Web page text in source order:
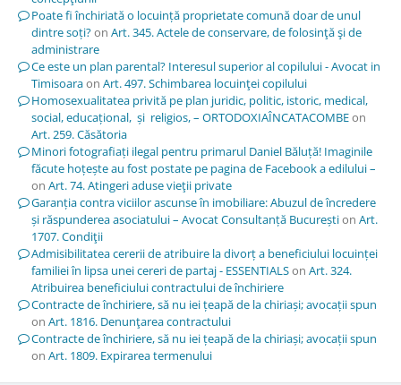
Poate fi închiriată o locuință proprietate comună doar de unul
dintre soți?on Art. 345. Actele de conservare, de folosinţă şi de
administrare
Ce este un plan parental? Interesul superior al copilului - Avocat in
Timisoaraon Art. 497. Schimbarea locuinţei copilului
Homosexualitatea privită pe plan juridic, politic, istoric, medical,
social, educațional, și religios, – ORTODOXIAÎNCATACOMBEon
Art. 259. Căsătoria
Minori fotografiați ilegal pentru primarul Daniel Băluță! Imaginile
făcute hoțește au fost postate pe pagina de Facebook a edilului –
on Art. 74. Atingeri aduse vieţii private
Garanția contra viciilor ascunse în imobiliare: Abuzul de încredere
și răspunderea asociatului – Avocat Consultanță Bucureștion Art.
1707. Condiţii
Admisibilitatea cererii de atribuire la divorț a beneficiului locuinței
familiei în lipsa unei cereri de partaj - ESSENTIALSon Art. 324.
Atribuirea beneficiului contractului de închiriere
Contracte de închiriere, să nu iei țeapă de la chiriași; avocații spun
on Art. 1816. Denunţarea contractului
Contracte de închiriere, să nu iei țeapă de la chiriași; avocații spun
on Art. 1809. Expirarea termenului